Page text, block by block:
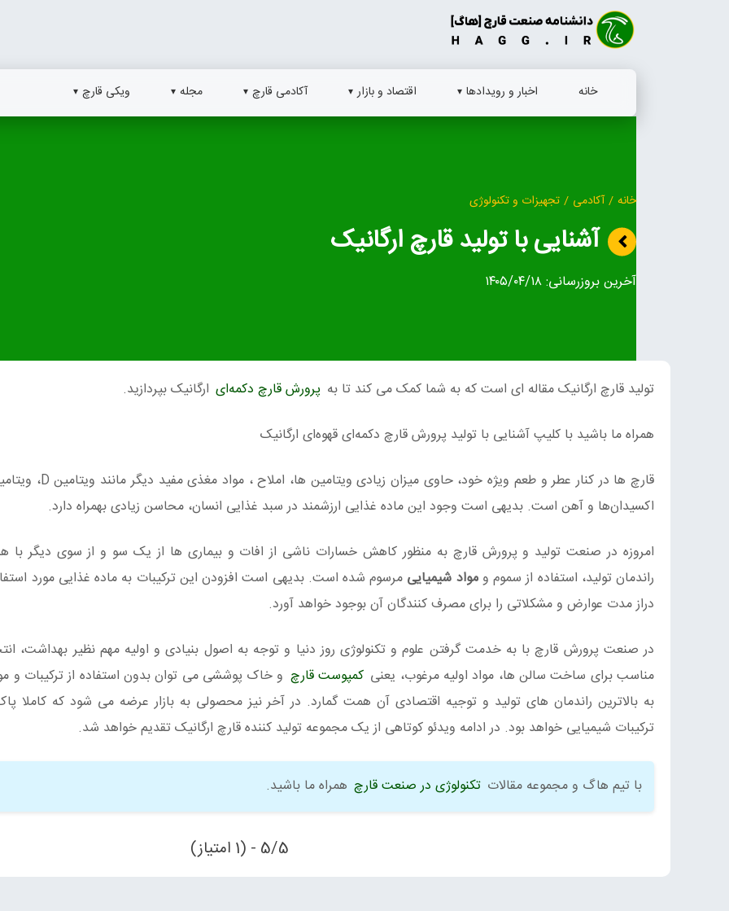
خانه اخبار و رویدادها اقتصاد و بازار آکادمی قارچ مجله ویکی قارچ
خانه / آکادمی / تجهیزات و تکنولوژی
آشنایی با تولید قارچ ارگانیک
آخرین بروزرسانی:۱۴۰۵/۰۴/۱۸
تولید قارچ ارگانیک مقاله ای است که به شما کمک می کند تا به پرورش قارچ دکمه‌ای ارگانیک بپردازید.
همراه ما باشید با کلیپ آشنایی با تولید پرورش قارچ دکمه‌ای قهوه‌ای ارگانیک
اکسیدان‌ها و آهن است. بدیهی است وجود این ماده غذایی ارزشمند در سبد غذایی انسان، محاسن زیادی بهمراه دارد.
امروزه در صنعت تولید و پرورش قارچ به منظور کاهش خسارات ناشی از افات و بیماری ها از یک سو و از سوی دیگر با
راندمان تولید، استفاده از سموم ومواد شیمیایی مرسوم شده است. بدیهی است افزودن این ترکیبات به ماده غذایی مورد
دراز مدت عوارض و مشکلاتی را برای مصرف کنندگان آن بوجود خواهد آورد.
در صنعت پرورش قارچ با به خدمت گرفتن علوم و تکنولوژی روز دنیا و توجه به اصول بنیادی و اولیه مهم نظیر بهداشت،
مناسب برای ساخت سالن ها، مواد اولیه مرغوب، یعنی کمپوست قارچ و خاک پوششی می توان بدون استفاده از ترکیبات و
به بالاترین راندمان های تولید و توجیه اقتصادی آن همت گمارد. در آخر نیز محصولی به بازار عرضه می شود که کاملا
ترکیبات شیمیایی خواهد بود. در ادامه ویدئو کوتاهی از یک مجموعه تولید کننده قارچ ارگانیک تقدیم خواهد شد.
با تیم هاگ و مجموعه مقالات تکنولوژی در صنعت قارچ همراه ما باشید.
5/5 - (1 امتیاز)